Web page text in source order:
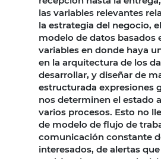
las variables relevantes
la estrategia del negocio,
modelo de datos basados
variables en donde haya
en la arquitectura de los
desarrollar, y diseñar de
estructurada expresiones
nos determinen el estado
varios procesos. Esto no
de modelo de flujo de
comunicación constante
interesados, de alertas